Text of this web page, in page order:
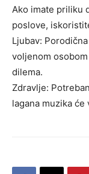
Ako imate priliku
poslove,
Ljubav:
voljenom
dilema.
Zdravlje:
lagana muzika će